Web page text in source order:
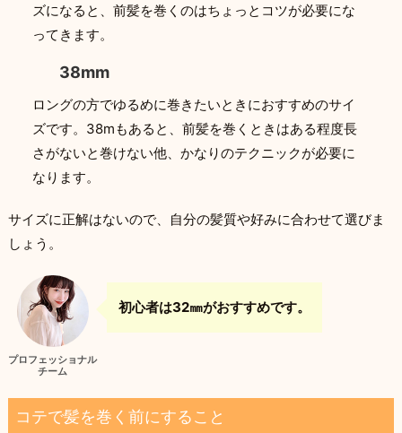
ズになると、前髪を巻くのはちょっとコツが必要にな
ってきます。
38mm
ロングの方でゆるめに巻きたいときにおすすめのサイ
ズです。38mもあると、前髪を巻くときはある程度長
さがないと巻けない他、かなりのテクニックが必要に
なります。
サイズに正解はないので、自分の髪質や好みに合わせて選びま
しょう。
プロフェッショナル
チーム
初心者は32㎜がおすすめです。
コテで髪を巻く前にすること